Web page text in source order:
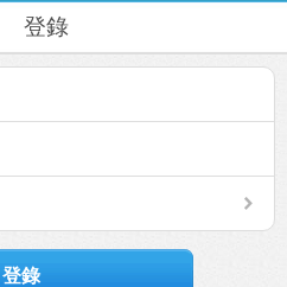
登錄
登錄